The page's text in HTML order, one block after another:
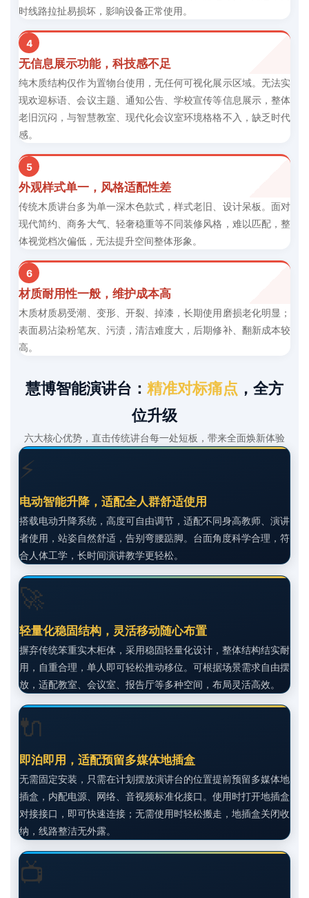
时线路拉扯易损坏，影响设备正常使用。
4
无信息展示功能，科技感不足
纯木质结构仅作为置物台使用，无任何可视化展示区域。无法实
现欢迎标语、会议主题、通知公告、学校宣传等信息展示，整体
老旧沉闷，与智慧教室、现代化会议室环境格格不入，缺乏时代
感。
5
外观样式单一，风格适配性差
传统木质讲台多为单一深木色款式，样式老旧、设计呆板。面对
现代简约、商务大气、轻奢稳重等不同装修风格，难以匹配，整
体视觉档次偏低，无法提升空间整体形象。
6
材质耐用性一般，维护成本高
木质材质易受潮、变形、开裂、掉漆，长期使用磨损老化明显；
表面易沾染粉笔灰、污渍，清洁难度大，后期修补、翻新成本较
高。
慧博智能演讲台： 精准对标痛点 ，全方
位升级
六大核心优势，直击传统讲台每一处短板，带来全面焕新体验
⚡
电动智能升降，适配全人群舒适使用
搭载电动升降系统，高度可自由调节，适配不同身高教师、演讲
者使用，站姿自然舒适，告别弯腰踮脚。台面角度科学合理，符
合人体工学，长时间演讲教学更轻松。
🚀
轻量化稳固结构，灵活移动随心布置
摒弃传统笨重实木柜体，采用稳固轻量化设计，整体结构结实耐
用，自重合理，单人即可轻松推动移位。可根据场景需求自由摆
放，适配教室、会议室、报告厅等多种空间，布局灵活高效。
🔌
即泊即用，适配预留多媒体地插盒
无需固定安装，只需在计划摆放演讲台的位置提前预留多媒体地
插盒，内配电源、网络、音视频标准化接口。使用时打开地插盒
对接接口，即可快速连接；无需使用时轻松搬走，地插盒关闭收
纳，线路整洁无外露。
📺